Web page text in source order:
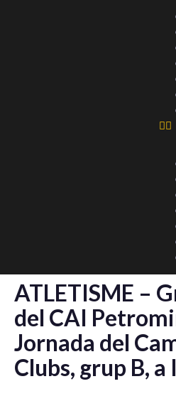
ATLETISME –
del CAI
Jornada del
Clubs, grup B, a